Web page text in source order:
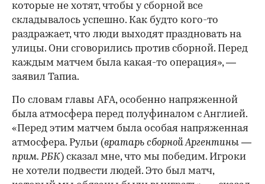
которые не хотят, чтобы у сборной все
складывалось успешно. Как будто кого-то
раздражает, что люди выходят праздновать на
улицы. Они сговорились против сборной. Перед
каждым матчем была какая-то операция», —
заявил Тапиа.
По словам главы AFA, особенно напряженной
была атмосфера перед полуфиналом с Англией.
«Перед этим матчем была особая напряженная
атмосфера. Рульи (вратарь сборной Аргентины —
прим. РБК) сказал мне, что мы победим. Игроки
не хотели подвести людей. Это был матч,